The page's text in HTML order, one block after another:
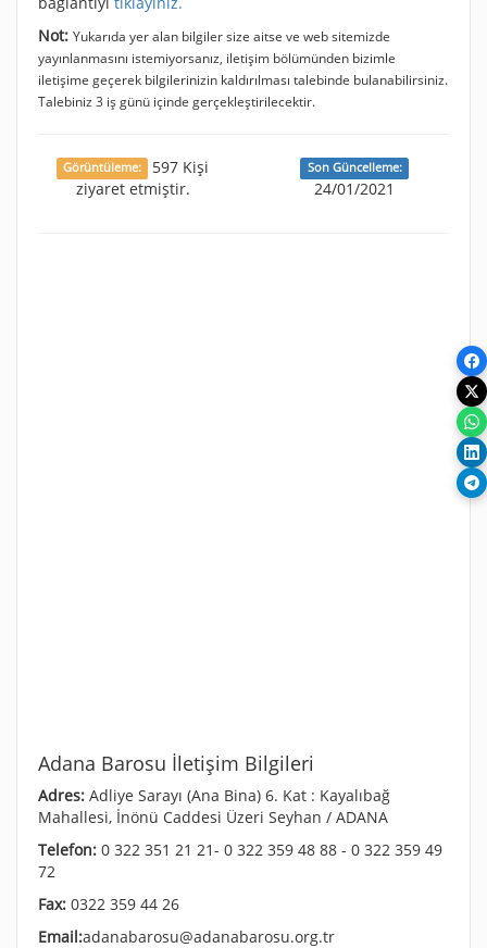
Not: Yukarıda yer alan bilgiler size aitse ve web sitemizde
yayınlanmasını istemiyorsanız, iletişim bölümünden bizimle
iletişime geçerek bilgilerinizin kaldırılması talebinde bulanabilirsiniz.
Talebiniz 3 iş günü içinde gerçekleştirilecektir.
Görüntüleme:
597 Kişi
ziyaret etmiştir.
Son Güncelleme:
24/01/2021
Adana Barosu İletişim Bilgileri
Adres: Adliye Sarayı (Ana Bina) 6. Kat : Kayalıbağ
Mahallesi, İnönü Caddesi Üzeri Seyhan / ADANA
Telefon: 0 322 351 21 21- 0 322 359 48 88 - 0 322 359 49
72
Fax: 0322 359 44 26
Email:adanabarosu@adanabarosu.org.tr